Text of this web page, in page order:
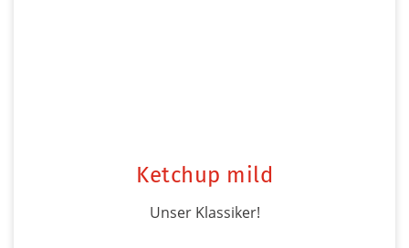
Ketchup mild
Unser Klassiker!